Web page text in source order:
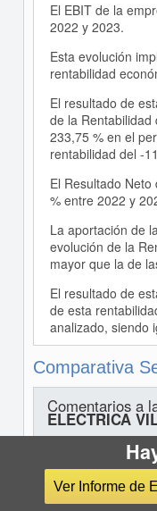
El EBIT de la
2022 y 2023.
Esta evolución
rentabilidad
El resultado de
de la Rentabilidad
233,75 % en el
rentabilidad del -
El Resultado
% entre 2022 y
La aportación de
evolución de la
mayor que la de
El resultado de
de esta
analizado, siendo
Comparativa
Comentarios a
ELECTRICA
En comparación
empresa muestra
no corriente. En
Ver Informe de